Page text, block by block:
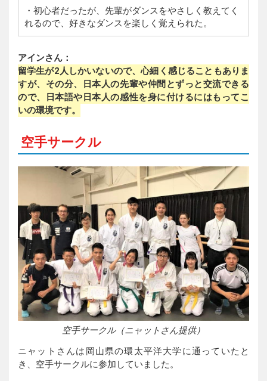
・初心者だったが、先輩がダンスをやさしく教えてく
れるので、好きなダンスを楽しく覚えられた。
アインさん：
留学生が2人しかいないので、心細く感じることもありま
すが、その分、日本人の先輩や仲間とずっと交流できる
ので、日本語や日本人の感性を身に付けるにはもってこ
いの環境です。
空手サークル
空手サークル（ニャットさん提供）
ニャットさんは岡山県の環太平洋大学に通っていたと
き、空手サークルに参加していました。